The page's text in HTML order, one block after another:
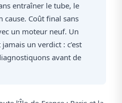
entraîner le tube, le
cause. Coût final sans
un moteur neuf. Un
un verdict : c’est
avant de